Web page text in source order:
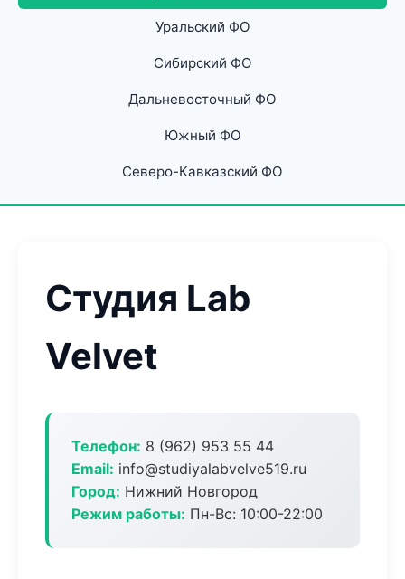
Уральский ФО
Сибирский ФО
Дальневосточный ФО
Южный ФО
Северо-Кавказский ФО
Студия Lab
Velvet
Телефон: 8 (962) 953 55 44
Email: info@studiyalabvelve519.ru
Город: Нижний Новгород
Режим работы: Пн-Вс: 10:00-22:00